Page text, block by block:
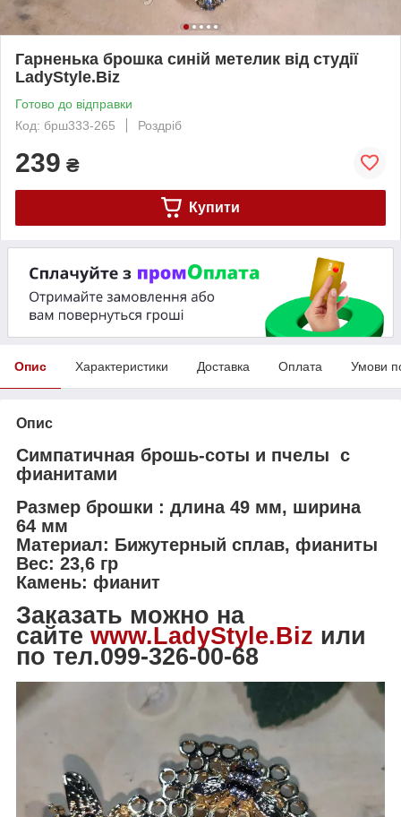
Гарненька брошка синій метелик від студії
LadyStyle.Biz
Готово до відправки
Код: брш333-265
Роздріб
239 ₴
Купити
Опис Характеристики Доставка Оплата Умови
Опис
Симпатичная брошь-соты и пчелы с
фианитами
Размер брошки : длина 49 мм, ширина
64 мм
Материал: Бижутерный сплав, фианиты
Вес: 23,6 гр
Камень: фианит
Заказать можно на
сайте www.LadyStyle.Biz или
по тел.099-326-00-68